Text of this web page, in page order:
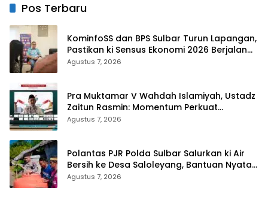
Pos Terbaru
KominfoSS dan BPS Sulbar Turun Lapangan,
Pastikan ki Sensus Ekonomi 2026 Berjalan
Nyaman dan Akurat
Agustus 7, 2026
Pra Muktamar V Wahdah Islamiyah, Ustadz
Zaitun Rasmin: Momentum Perkuat
Konsolidasi dan Evaluasi Perjalanan
Agustus 7, 2026
Polantas PJR Polda Sulbar Salurkan ki Air
Bersih ke Desa Saloleyang, Bantuan Nyata
di Tengah Musim Kemarau
Agustus 7, 2026